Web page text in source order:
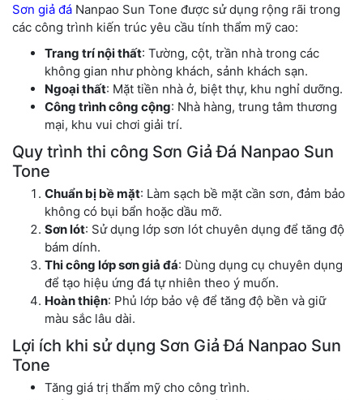
Sơn giả đá Nanpao Sun Tone được sử dụng rộng rãi trong
các công trình kiến trúc yêu cầu tính thẩm mỹ cao:
Trang trí nội thất: Tường, cột, trần nhà trong các
không gian như phòng khách, sảnh khách sạn.
Ngoại thất: Mặt tiền nhà ở, biệt thự, khu nghỉ dưỡng.
Công trình công cộng: Nhà hàng, trung tâm thương
mại, khu vui chơi giải trí.
Quy trình thi công Sơn Giả Đá Nanpao Sun
Tone
Chuẩn bị bề mặt: Làm sạch bề mặt cần sơn, đảm bảo
không có bụi bẩn hoặc dầu mỡ.
Sơn lót: Sử dụng lớp sơn lót chuyên dụng để tăng độ
bám dính.
Thi công lớp sơn giả đá: Dùng dụng cụ chuyên dụng
để tạo hiệu ứng đá tự nhiên theo ý muốn.
Hoàn thiện: Phủ lớp bảo vệ để tăng độ bền và giữ
màu sắc lâu dài.
Lợi ích khi sử dụng Sơn Giả Đá Nanpao Sun
Tone
Tăng giá trị thẩm mỹ cho công trình.